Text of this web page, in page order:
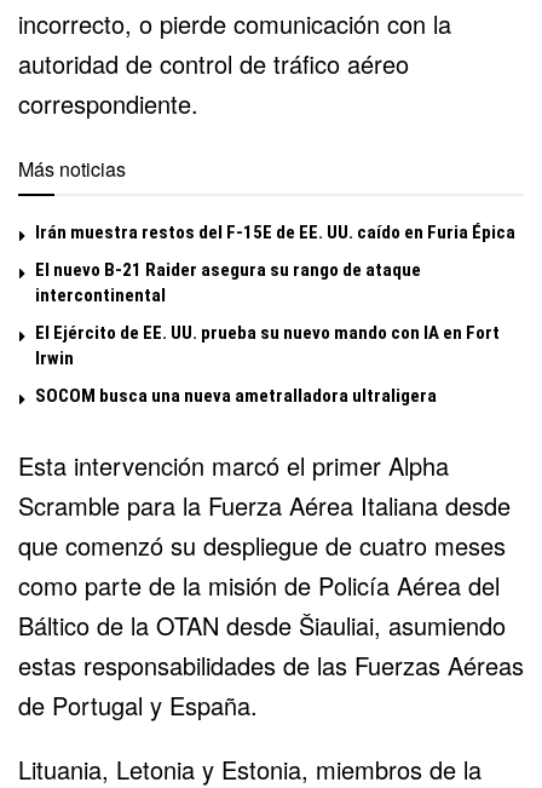
incorrecto, o pierde comunicación con la
autoridad de control de tráfico aéreo
correspondiente.
Más noticias
Irán muestra restos del F-15E de EE. UU. caído en Furia Épica
El nuevo B-21 Raider asegura su rango de ataque
intercontinental
El Ejército de EE. UU. prueba su nuevo mando con IA en Fort
Irwin
SOCOM busca una nueva ametralladora ultraligera
Esta intervención marcó el primer Alpha
Scramble para la Fuerza Aérea Italiana desde
que comenzó su despliegue de cuatro meses
como parte de la misión de Policía Aérea del
Báltico de la OTAN desde Šiauliai, asumiendo
estas responsabilidades de las Fuerzas Aéreas
de Portugal y España.
Lituania, Letonia y Estonia, miembros de la